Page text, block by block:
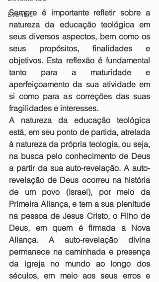
Eventos
Sempre é importante refletir sobre a
natureza da educação teológica em
seus diversos aspectos, bem como os
seus propósitos, finalidades e
objetivos. Esta reflexão é fundamental
tanto para a maturidade e
aperfeiçoamento da sua atividade em
si como para as correções das suas
fragilidades e interesses.
A natureza da educação teológica
está, em seu ponto de partida, atrelada
à natureza da própria teologia, ou seja,
na busca pelo conhecimento de Deus
a partir da sua auto-revelação. A auto-
revelação de Deus ocorreu na história
de um povo (Israel), por meio da
Primeira Aliança, e tem a sua plenitude
na pessoa de Jesus Cristo, o Filho de
Deus, em quem é firmada a Nova
Aliança. A auto-revelação divina
permanece na caminhada e presença
da igreja no mundo ao longo dos
séculos, em meio aos seus erros e